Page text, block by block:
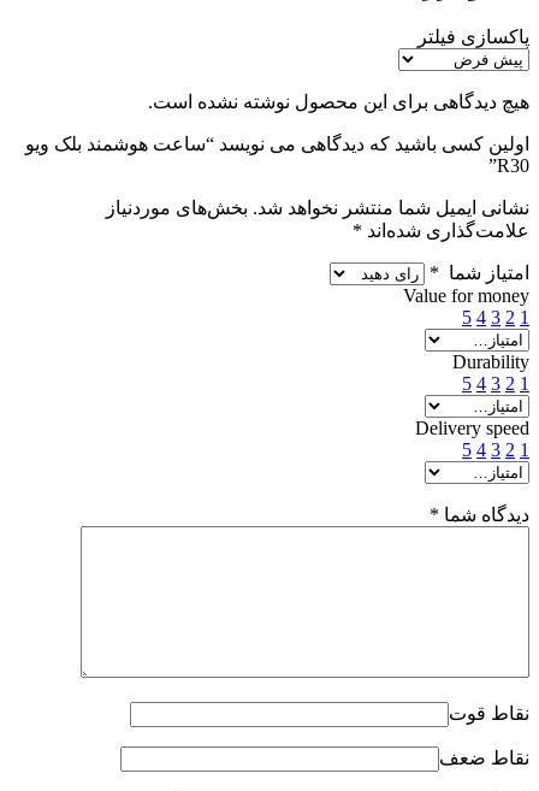
پاکسازی فیلتر
هیچ دیدگاهی برای این محصول نوشته نشده است.
اولین کسی باشید که دیدگاهی می نویسد “ساعت هوشمند بلک ویو
R30”
نشانی ایمیل شما منتشر نخواهد شد. بخش‌های موردنیاز
علامت‌گذاری شده‌اند *
امتیاز شما *
Value for money
1
2
3
4
5
Durability
1
2
3
4
5
Delivery speed
1
2
3
4
5
دیدگاه شما *
نقاط قوت
نقاط ضعف